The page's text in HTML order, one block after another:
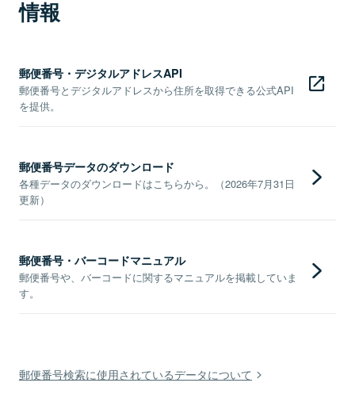
情報
郵便番号・デジタルアドレスAPI
郵便番号とデジタルアドレスから住所を取得できる公式API
を提供。
郵便番号データのダウンロード
各種データのダウンロードはこちらから。（2026年7月31日
更新）
郵便番号・バーコードマニュアル
郵便番号や、バーコードに関するマニュアルを掲載していま
す。
郵便番号検索に使用されているデータについて